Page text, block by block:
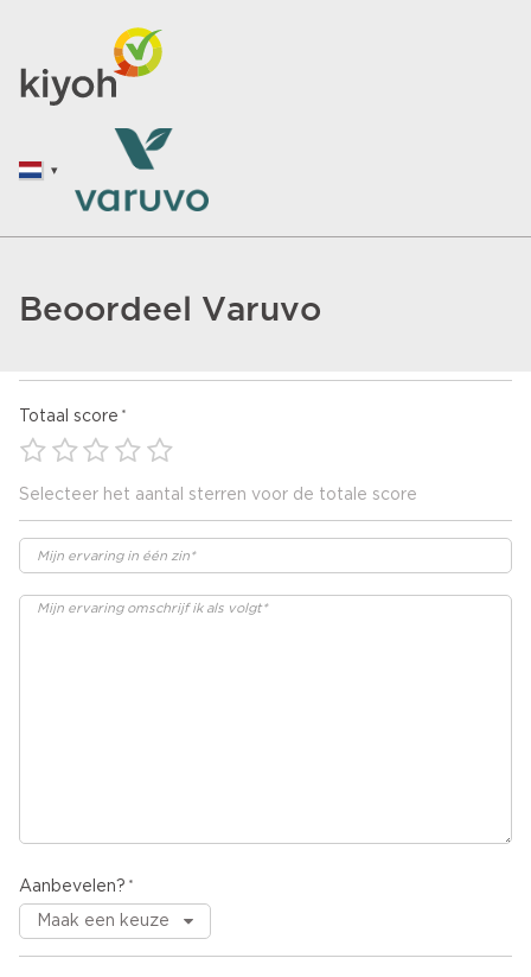
Beoordeel Varuvo
Totaal score
Selecteer het aantal sterren voor de totale score
Aanbevelen?